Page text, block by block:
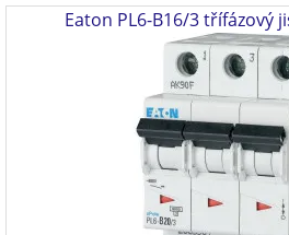
Eaton PL6-B16/3 třífázový